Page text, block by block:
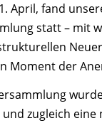
April, fand
statt – mit
Moment der
zugleich eine